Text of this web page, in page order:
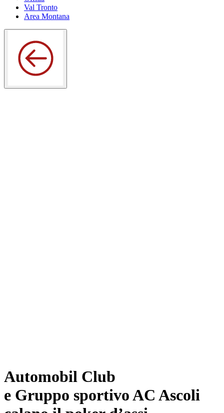
Val Tronto
Area Montana
Automobil Club
e Gruppo sportivo AC Ascoli